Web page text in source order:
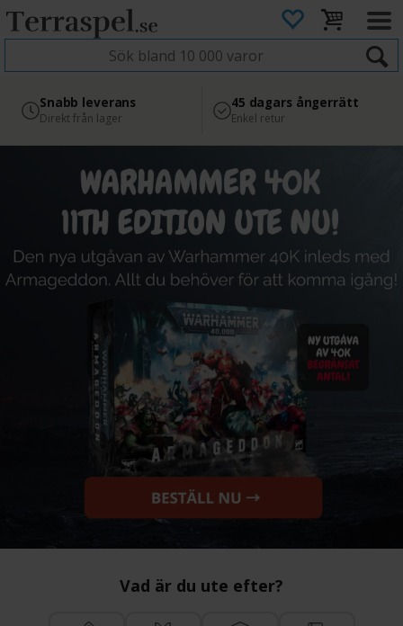
4.8
Läs omdömen på Google
Säker betalning
med Svea
Snabb leverans
Direkt från lager
45 dagars ångerrätt
Enkel retur
Vad är du ute efter?